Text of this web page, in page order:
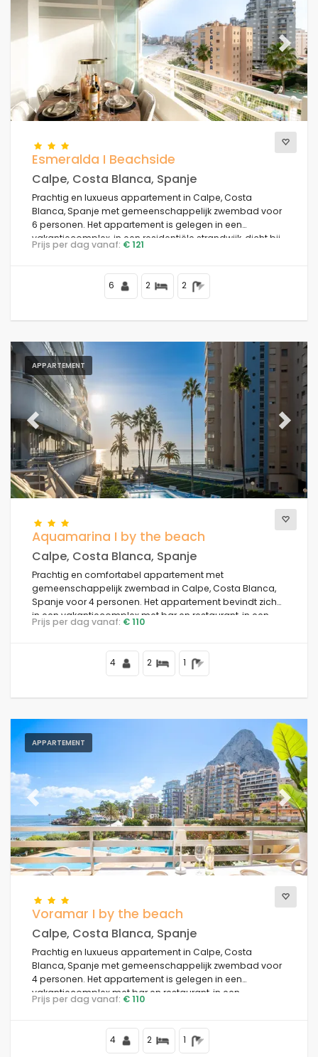
Comfort
Diensten
Keer bekeken
Extra categorieën
Next
Esmeralda I Beachside
Calpe, Costa Blanca, Spanje
Prachtig en luxueus appartement in Calpe, Costa
Blanca, Spanje met gemeenschappelijk zwembad voor
6 personen. Het appartement is gelegen in een
vakantiecomplex, in een residentiële strandwijk, dicht bij
restaurants en bars, winkels en supermarkten, op 50 m
van Calpe en 50 m van de Middellandse Zee.
Prijs per dag vanaf: € 121
6 2 2
APPARTEMENT
Previous Next
Aquamarina I by the beach
Calpe, Costa Blanca, Spanje
Prachtig en comfortabel appartement met
gemeenschappelijk zwembad in Calpe, Costa Blanca,
Spanje voor 4 personen. Het appartement bevindt zich
in een vakantiecomplex met bar en restaurant, in een
residentiële strandomgeving, dicht bij winkels en
strand, 4 kilometer van het centrum van Calpe en 25
meter van de Middellandse Zee.
Prijs per dag vanaf: € 110
4 2 1
APPARTEMENT
Previous Next
Voramar I by the beach
Calpe, Costa Blanca, Spanje
Prachtig en luxueus appartement in Calpe, Costa
Blanca, Spanje met gemeenschappelijk zwembad voor
4 personen. Het appartement is gelegen in een
vakantiecomplex met bar en restaurant, in een
residentiële strandwijk, dicht bij winkels en supermarkten,
het centrum van Calpe en 25 meter van de
Middellandse Zee.
Prijs per dag vanaf: € 110
4 2 1